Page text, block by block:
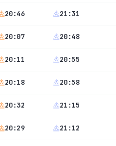
20:46 21:31
20:07 20:48
20:11 20:55
20:18 20:58
20:32 21:15
20:29 21:12